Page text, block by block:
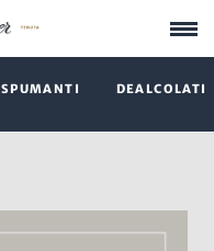
SPUMANTI DEALCOLATI